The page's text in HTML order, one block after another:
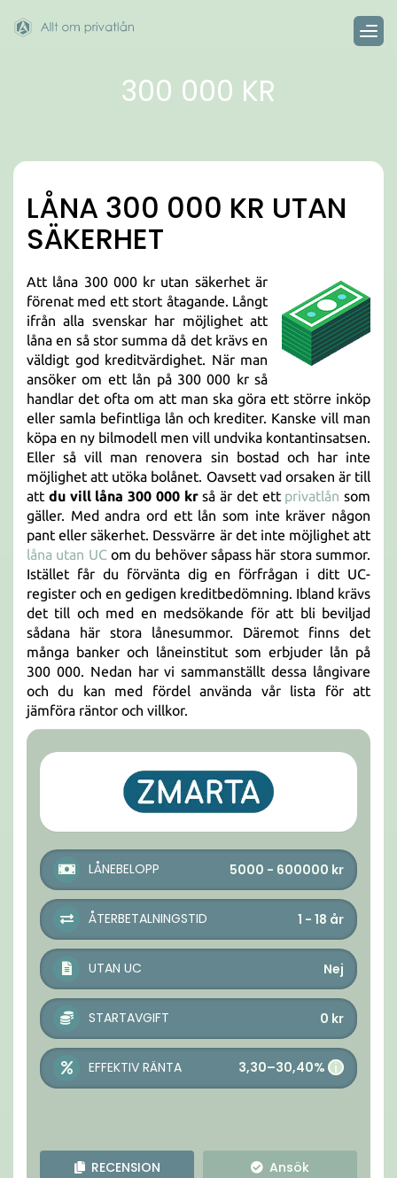
300 000 KR
LÅNA 300 000 KR UTAN
SÄKERHET
Att låna 300 000 kr utan säkerhet är
förenat med ett stort åtagande. Långt
ifrån alla svenskar har möjlighet att
låna en så stor summa då det krävs en
väldigt god kreditvärdighet. När man
ansöker om ett lån på 300 000 kr så
handlar det ofta om att man ska göra ett större inköp
eller samla befintliga lån och krediter. Kanske vill man
köpa en ny bilmodell men vill undvika kontantinsatsen.
Eller så vill man renovera sin bostad och har inte
möjlighet att utöka bolånet. Oavsett vad orsaken är till
att du vill låna 300 000 krså är det ett privatlån som
gäller. Med andra ord ett lån som inte kräver någon
pant eller säkerhet. Dessvärre är det inte möjlighet att
låna utan UCom du behöver såpass här stora summor.
Istället får du förvänta dig en förfrågan i ditt UC-
register och en gedigen kreditbedömning. Ibland krävs
det till och med en medsökande för att bli beviljad
sådana här stora lånesummor. Däremot finns det
många banker och låneinstitut som erbjuder lån på
300 000. Nedan har vi sammanställt dessa långivare
och du kan med fördel använda vår lista för att
jämföra räntor och villkor.
LÅNEBELOPP 5000 - 600000 kr
ÅTERBETALNINGSTID 1 - 18 år
UTAN UC Nej
STARTAVGIFT 0 kr
EFFEKTIV RÄNTA 3,30–30,40% i
RECENSION Ansök